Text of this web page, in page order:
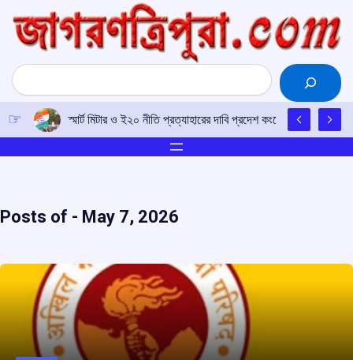
content
Search
‘নিপুণ ত্রিপুরা’ কর্মসূচির সমাপ্তিতে র‍্যালি ও বৃক্ষরোপণ
Posts of - May 7, 2026